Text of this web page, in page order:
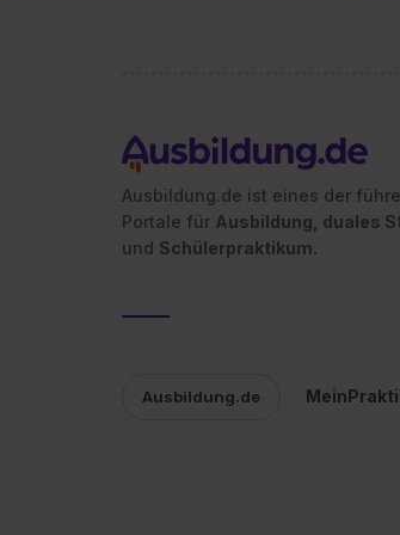
Ausbildung.de ist eines der
Portale für Ausbildung, duales
und Schülerpraktikum.
Ausbildung.de